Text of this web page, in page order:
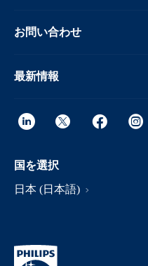
お問い合わせ
最新情報
国を選択
日本 (日本語)